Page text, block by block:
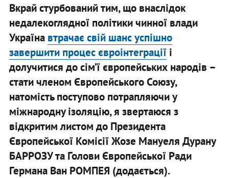
Вкрай стурбований тим, що внаслідок
недалекоглядної політики чинної влади
Україна втрачає свій шанс успішно
завершити процес євроінтеграціїі
долучитися до сім’ї європейських народів –
стати членом Європейського Союзу,
натомість поступово потрапляючи у
міжнародну ізоляцію, я звертаюся з
відкритим листом до Президента
Європейської Комісії Жозе Мануеля Дурану
БАРРОЗУ та Голови Європейської Ради
Германа Ван РОМПЕЯ (додається).